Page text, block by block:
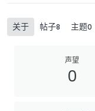
关于 帖子8 主题0
声望
0